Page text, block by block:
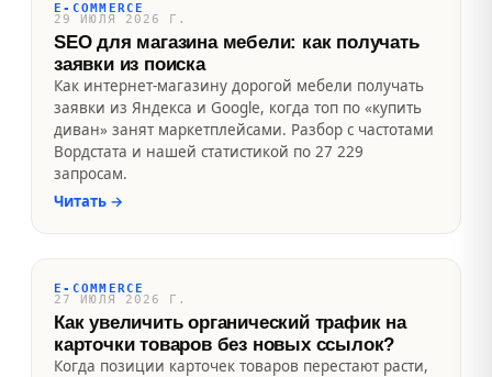
E-COMMERCE
29 ИЮЛЯ 2026 Г.
SEO для магазина мебели: как получать
заявки из поиска
Как интернет-магазину дорогой мебели получать
заявки из Яндекса и Google, когда топ по «купить
диван» занят маркетплейсами. Разбор с частотами
Вордстата и нашей статистикой по 27 229
запросам.
Читать →
E-COMMERCE
27 ИЮЛЯ 2026 Г.
Как увеличить органический трафик на
карточки товаров без новых ссылок?
Когда позиции карточек товаров перестают расти,